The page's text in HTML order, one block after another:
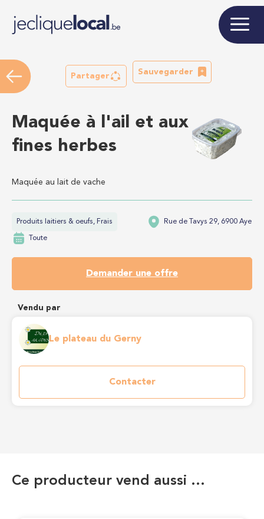
Partager
Sauvegarder
Maquée à l'ail et aux
fines herbes
Maquée au lait de vache
Produits laitiers & oeufs, Frais Rue de Tavys 29, 6900 Aye
Toute
Demander une offre
Vendu par
Le plateau du Gerny
Contacter
Ce producteur vend aussi …